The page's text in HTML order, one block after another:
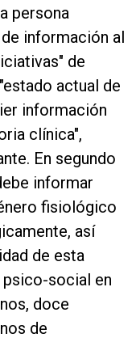
persona
información al
de
actual de
información
clínica",
En segundo
informar
fisiológico
así
de esta
social en
doce
de